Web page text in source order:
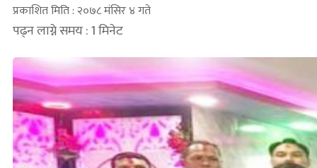
प्रकाशित मिति : २०७८ मंसिर ४ गते
पढ्न लाग्ने समय : 1 मिनेट